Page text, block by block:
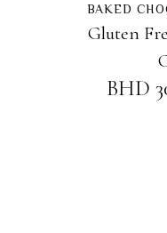
BAKED
Gluten
BHD